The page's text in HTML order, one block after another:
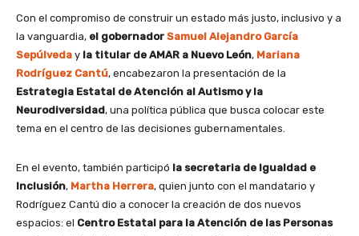
Con el compromiso de construir un estado más justo, inclusivo y a
la vanguardia, el gobernador Samuel Alejandro García
Sepúlveda y la titular de AMAR a Nuevo León, Mariana
Rodríguez Cantú, encabezaron la presentación de la
Estrategia Estatal de Atención al Autismo y la
Neurodiversidad, una política pública que busca colocar este
tema en el centro de las decisiones gubernamentales.
En el evento, también participó la secretaria de Igualdad e
Inclusión, Martha Herrera, quien junto con el mandatario y
Rodríguez Cantú dio a conocer la creación de dos nuevos
espacios: el Centro Estatal para la Atención de las Personas